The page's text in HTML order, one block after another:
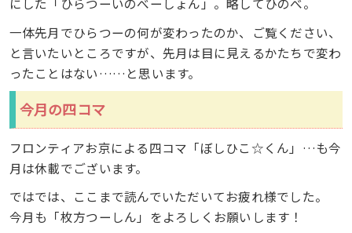
一体先月でひらつーの何が変わったのか、ご覧ください、
と言いたいところですが、先月は目に見えるかたちで変わ
ったことはない……と思います。
今月の四コマ
フロンティアお京による四コマ「ぼしひこ☆くん」…も今
月は休載でございます。
ではでは、ここまで読んでいただいてお疲れ様でした。
今月も「枚方つーしん」をよろしくお願いします！